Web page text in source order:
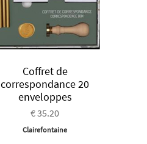
Coffret de
correspondance 20
enveloppes
€ 35.20
Clairefontaine